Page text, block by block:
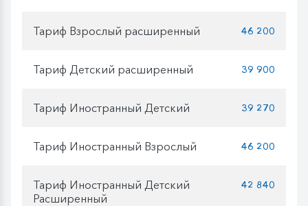
Тариф Взрослый расширенный 46 200
Тариф Детский расширенный 39 900
Тариф Иностранный Детский 39 270
Тариф Иностранный Взрослый 46 200
Тариф Иностранный Детский
Расширенный
42 840